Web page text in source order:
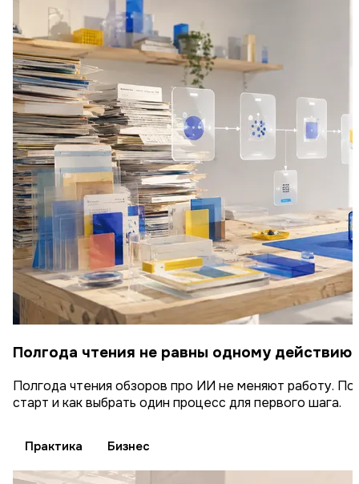
Полгода чтения не равны одному действию
Полгода чтения обзоров про ИИ не меняют работу.
старт и как выбрать один процесс для первого шага.
Практика Бизнес